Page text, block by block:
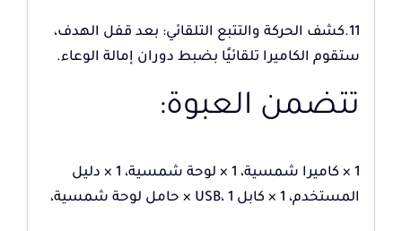
11.كشف الحركة والتتبع التلقائي: بعد قفل الهدف،
ستقوم الكاميرا تلقائيًا بضبط دوران إمالة الوعاء.
تتضمن العبوة:
1 × كاميرا شمسية، 1 × لوحة شمسية، 1 × دليل
المستخدم، 1 × كابل USB، 1 × حامل لوحة شمسية،